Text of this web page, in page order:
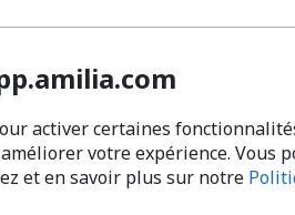
activer certaines
votre expérience. Vous
et en savoir plus sur notre